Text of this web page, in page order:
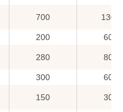
700 1300
200
600
280 800
300
600
150 300